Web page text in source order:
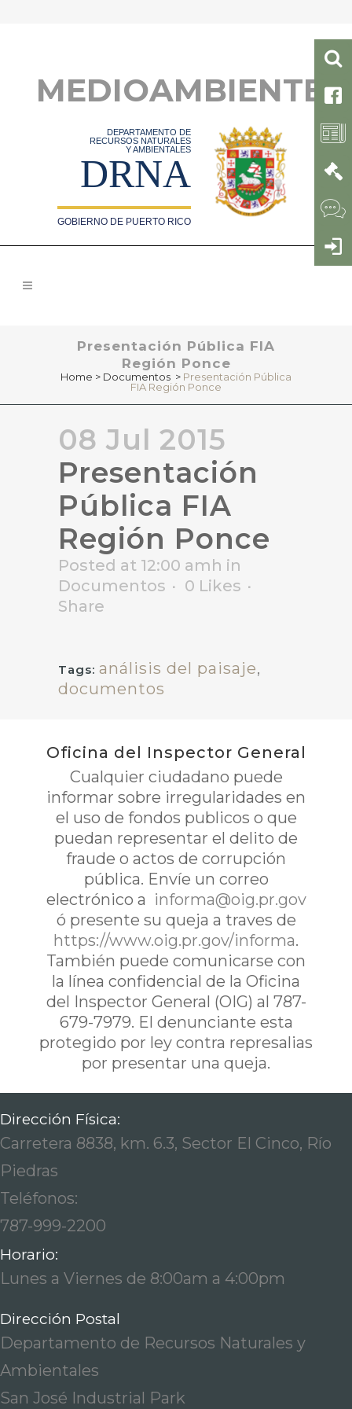
MEDIOAMBIENTE
DEPARTAMENTO DE
RECURSOS NATURALES
Y AMBIENTALES
DRNA
GOBIERNO DE PUERTO RICO
Presentación Pública FIA
Región Ponce
Home > Documentos > Presentación Pública
FIA Región Ponce
08 Jul 2015
Presentación
Pública FIA
Región Ponce
Posted at 12:00 amh in
Documentos
0 Likes
Share
Tags: análisis del paisaje,
documentos
Oficina del Inspector General
Cualquier ciudadano puede
informar sobre irregularidades en
el uso de fondos publicos o que
puedan representar el delito de
fraude o actos de corrupción
pública. Envíe un correo
electrónico a informa@oig.pr.gov
ó presente su queja a traves de
https://www.oig.pr.gov/informa.
También puede comunicarse con
la línea confidencial de la Oficina
del Inspector General (OIG) al 787-
679-7979. El denunciante esta
protegido por ley contra represalias
por presentar una queja.
Dirección Física:
Carretera 8838, km. 6.3, Sector El Cinco, Río
Piedras
Teléfonos:
787-999-2200
Horario:
Lunes a Viernes de 8:00am a 4:00pm
Dirección Postal
Departamento de Recursos Naturales y
Ambientales
San José Industrial Park